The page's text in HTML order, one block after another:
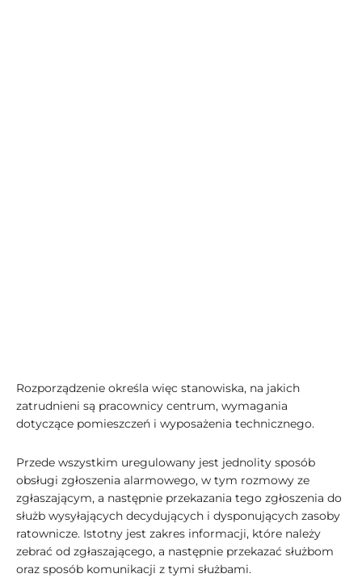
Rozporządzenie określa więc stanowiska, na jakich
zatrudnieni są pracownicy centrum, wymagania
dotyczące pomieszczeń i wyposażenia technicznego.
Przede wszystkim uregulowany jest jednolity sposób
obsługi zgłoszenia alarmowego, w tym rozmowy ze
zgłaszającym, a następnie przekazania tego zgłoszenia do
służb wysyłających decydujących i dysponujących zasoby
ratownicze. Istotny jest zakres informacji, które należy
zebrać od zgłaszającego, a następnie przekazać służbom
oraz sposób komunikacji z tymi służbami.